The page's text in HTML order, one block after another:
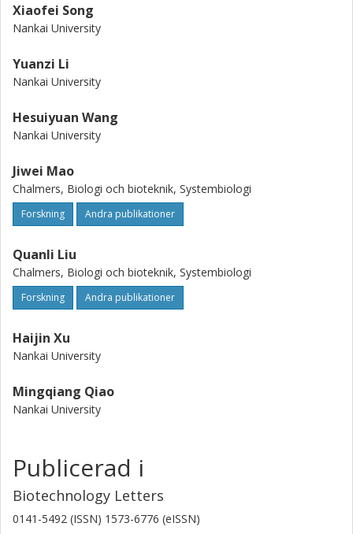
Xiaofei Song
Nankai University
Yuanzi Li
Nankai University
Hesuiyuan Wang
Nankai University
Jiwei Mao
Chalmers, Biologi och bioteknik, Systembiologi
Forskning Andra publikationer
Quanli Liu
Chalmers, Biologi och bioteknik, Systembiologi
Forskning Andra publikationer
Haijin Xu
Nankai University
Mingqiang Qiao
Nankai University
Publicerad i
Biotechnology Letters
0141-5492 (ISSN) 1573-6776 (eISSN)